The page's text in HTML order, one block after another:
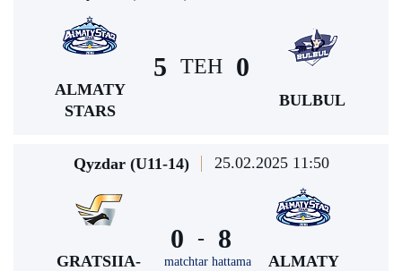
ALMATY
STARS
5 TEH 0
BULBUL
Qyzdar (U11-14) 25.02.2025 11:50
GRATSIIA-
0 -
matchtar hattama
8
ALMATY